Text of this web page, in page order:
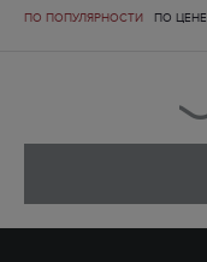
ПО ПОПУЛЯРНОСТИ ПО ЦЕНЕ